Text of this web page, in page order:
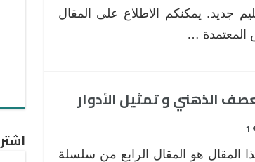
جديد. يمكنكم الاطلاع على المقال
المعتمدة …
الذهني و تمثيل الأدوار
1
المقال هو المقال الرابع من سلسلة